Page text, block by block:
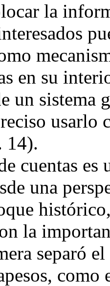
la
en su
un sistema
usarlo
14).
cuentas es
una
la
separó